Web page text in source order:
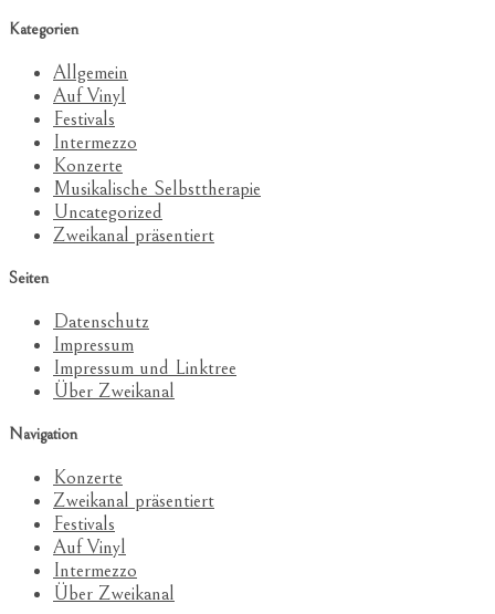
Kategorien
Allgemein
Auf Vinyl
Festivals
Intermezzo
Konzerte
Musikalische Selbsttherapie
Uncategorized
Zweikanal präsentiert
Seiten
Datenschutz
Impressum
Impressum und Linktree
Über Zweikanal
Navigation
Konzerte
Zweikanal präsentiert
Festivals
Auf Vinyl
Intermezzo
Über Zweikanal